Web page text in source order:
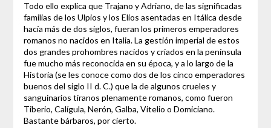
Todo ello explica que Trajano y Adriano, de las significadas
familias de los Ulpios y los Elios asentadas en Itálica desde
hacía más de dos siglos, fueran los primeros emperadores
romanos no nacidos en Italia. La gestión imperial de estos
dos grandes prohombres nacidos y criados en la península
fue mucho más reconocida en su época, y a lo largo de la
Historia (se les conoce como dos de los cinco emperadores
buenos del siglo II d. C.) que la de algunos crueles y
sanguinarios tiranos plenamente romanos, como fueron
Tiberio, Calígula, Nerón, Galba, Vitelio o Domiciano.
Bastante bárbaros, por cierto.